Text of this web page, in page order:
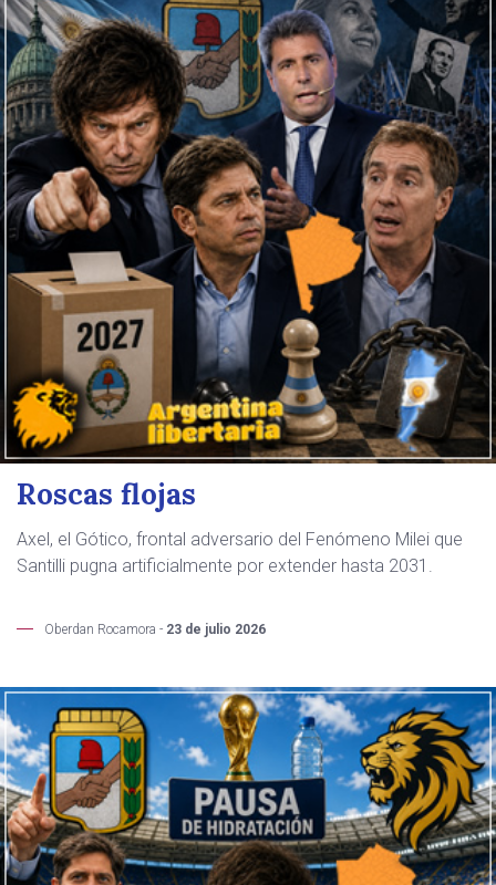
Roscas flojas
Axel, el Gótico, frontal adversario del Fenómeno Milei que
Santilli pugna artificialmente por extender hasta 2031.
Oberdan Rocamora - 23 de julio 2026